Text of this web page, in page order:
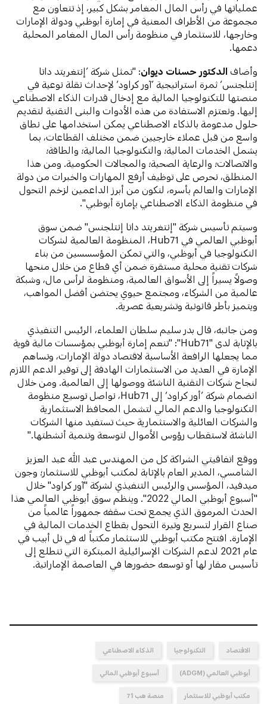
عملياتها في رأس المال المغامر بشكل كبير، إذ تتعاون مع
مجموعة من الأطراف المعنية في إمارة أبوظبي ودولة الإمارات
وخارجها، للاستثمار في منظومة رأس المال المغامر المحلية
دعمها.
وأضافالدكتور حسنات ديوان: "تمثل شركة ’إنتغريتد داتا
إنتلجنس‘ ثمرة استراتيجية ’آور كراود‘ لإحداث نقلة نوعية في
منصتها للتكنولوجيا المالية مع إدخال قدرات الذكاء الاصطناعي
إليها. ونعتزم الاستفادة من هذه الأدوات والبنى التقنية لتقديم
حلول مدعومة بالذكاء الاصطناعي يمكن استخدامها على نطاق
واسع من قبل عملاء خارجيين ضمن مختلف القطاعات، بما
يشمل الخدمات المالية؛ والتكنولوجيا المالية؛ والطاقة؛
والاتصالات؛ والرعاية الصحية؛ والمجالات الحكومية. ومن هذا
المنطلق، نحرص على توظيف أرفع المهارات والخبرات من دولة
الإمارات والعالم بأسره، لنكون من أبرز الداعمين لزخم التحول
في منظومة الذكاء الاصطناعي بإمارة أبوظبي".
وسيتم تأسيس شركة "إنتغريتد داتا إنتلجنس" ضمن سوق
أبوظبي العالمي في Hub71، المنظومة العالمية لشركات
التكنولوجيا في أبوظبي، والتي تمكن المؤسسسين من بناء
شركات تقنية محلية مستقرة ضمن أي قطاع من خلال منحها
وصولاً يسيراً إلى الأسواق العالمية، ومنظومة لرأس مال، وشبكة
عالمية من الشركاء، ومجتمع حيوي يحتضن أفضل المواهب،
ويتميز بأطر قانونية وتشريعية عصرية.
ومن جانبه، قال بدر سليم سلطان العلماء، الرئيس التنفيذي
بالإنابة لدى "Hub71": "تنعم إمارة أبوظبي بمؤسسات مالية قوية
مما يجعلها الرافعة الأساسية لاقتصاد دولة الإمارات، وتساهم
الإمارة في العديد من الاستثمارات الهادفة إلى توفير الدعم اللازم
لنجاح شركات التقنية الناشئة ووصولها إلى العالمية. ومن خلال
انضمام شركة ’أور كراود‘ إلى Hub71، نواصل توسيع منظومة
التكنولوجيا والدعم المالي لتشمل المحافظ الاستثمارية
والشركات العائلية والاستثمارية حيث تستفيد منها الشركات
الناشئة لاستقطاب رؤوس الأموال لتوسعة وتنمية أنشطتها."
ووقع اتفاقيتي الشراكة كل من المهندس عبد الله عبد العزيز
الشامسي، المدير العام بالإنابة لمكتب أبوظبي للاستثمار؛ وجون
ميدفيد، المؤسس والرئيس التنفيذي لشركة "آور كراود" خلال
"أسبوع أبوظبي المالي 2022". وينظم سوق أبوظبي العالمي هذا
الحدث المرموق الذي يجمع تحت سقفه جمهوراً عالمياً من
صناع القرار لتسريع وتيرة التحول بقطاع الخدمات المالية في
الإمارة. افتتح مكتب أبوظبي للاستثمار مكتباً له في تل أبيب في
عام 2021 لدعم الشركات الإسرائيلية المبتكرة التي تتطلع إلى
تأسيس مقار لها أو توسعه حضورها في العاصمة الإماراتية.
الاقتصاد التكنولوجيا الذكاء الاصطناعي
أبوظبي العالمي (ADGM) أسبوع أبوظبي المالي
مكتب أبوظبي للاستثمار منصة هب 71